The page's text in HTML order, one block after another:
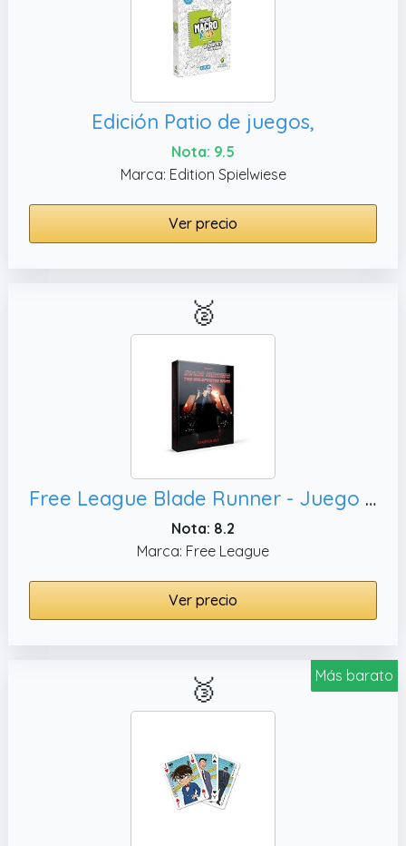
Edición Patio de juegos,
Nota: 9.5
Marca: Edition Spielwiese
Ver precio
🥈
Free League Blade Runner - Juego de iniciación RPG, Adolescentes a Partir de 16 años
Nota: 8.2
Marca: Free League
Ver precio
Más barato
🥉